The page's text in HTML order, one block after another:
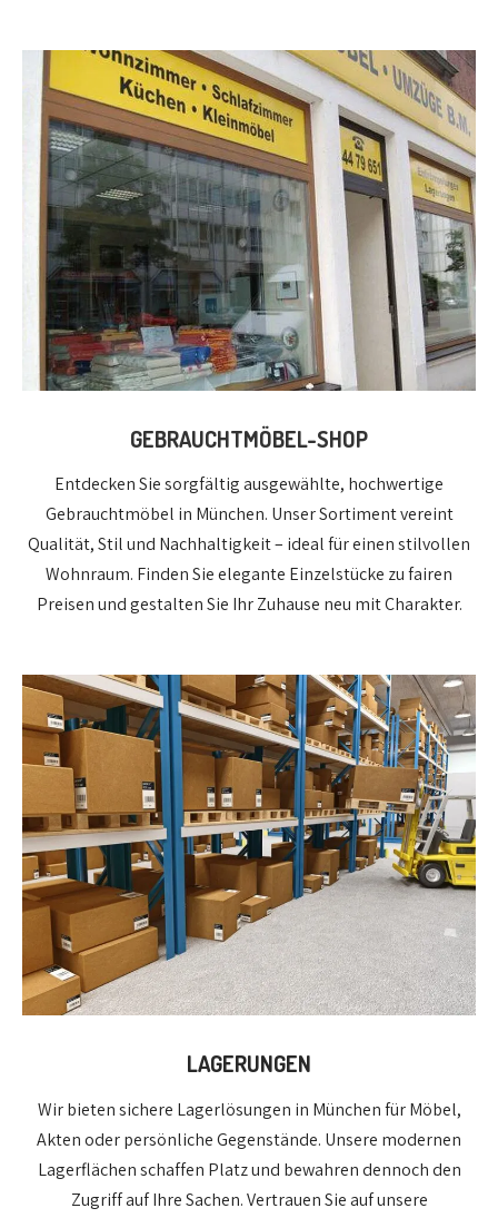
GEBRAUCHTMÖBEL-SHOP
Entdecken Sie sorgfältig ausgewählte, hochwertige
Gebrauchtmöbel in München. Unser Sortiment vereint
Qualität, Stil und Nachhaltigkeit – ideal für einen stilvollen
Wohnraum. Finden Sie elegante Einzelstücke zu fairen
Preisen und gestalten Sie Ihr Zuhause neu mit Charakter.
LAGERUNGEN
Wir bieten sichere Lagerlösungen in München für Möbel,
Akten oder persönliche Gegenstände. Unsere modernen
Lagerflächen schaffen Platz und bewahren dennoch den
Zugriff auf Ihre Sachen. Vertrauen Sie auf unsere